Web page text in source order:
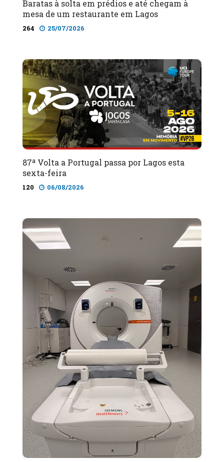
Baratas à solta em prédios e até chegam à
mesa de um restaurante em Lagos
264 25/07/2026
87ª Volta a Portugal passa por Lagos esta
sexta-feira
120 06/08/2026